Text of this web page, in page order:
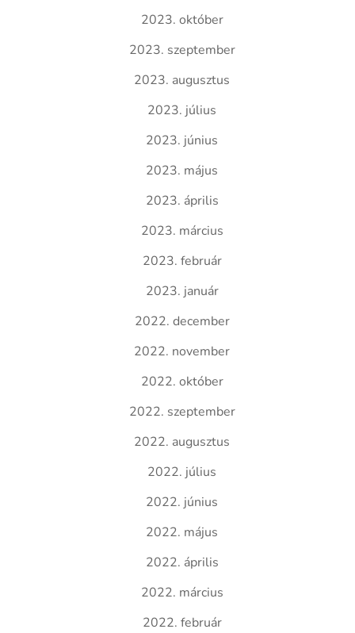
2023. október
2023. szeptember
2023. augusztus
2023. július
2023. június
2023. május
2023. április
2023. március
2023. február
2023. január
2022. december
2022. november
2022. október
2022. szeptember
2022. augusztus
2022. július
2022. június
2022. május
2022. április
2022. március
2022. február